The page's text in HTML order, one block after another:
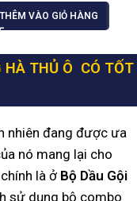
THÊM VÀO GIỎ HÀNG
HÀ THỦ Ô CÓ TỐT
nhiên đang được ưa
nó mang lại cho
là ở Bộ Dầu Gội
sử dụng bộ combo